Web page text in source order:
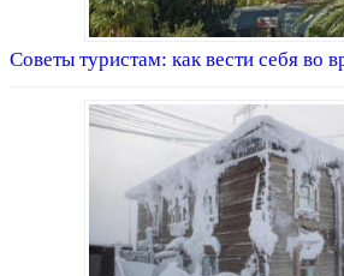
Советы туристам: как вести себя во